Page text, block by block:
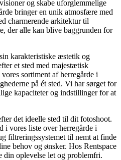
og skabe uforglemmelige
bringer en unik atmosfære med
charmerende arkitektur til
der alle kan blive baggrunden for
karakteristiske æstetik og
et sted med majestætisk
sortiment af herregårde i
på ét sted. Vi har sørget for
kapaciteter og indstillinger for at
det ideelle sted til dit fotoshoot.
i vores liste over herregårde i
filtreringssystemet til nemt at finde
behov og ønsker. Hos Rentspace
din oplevelse let og problemfri.